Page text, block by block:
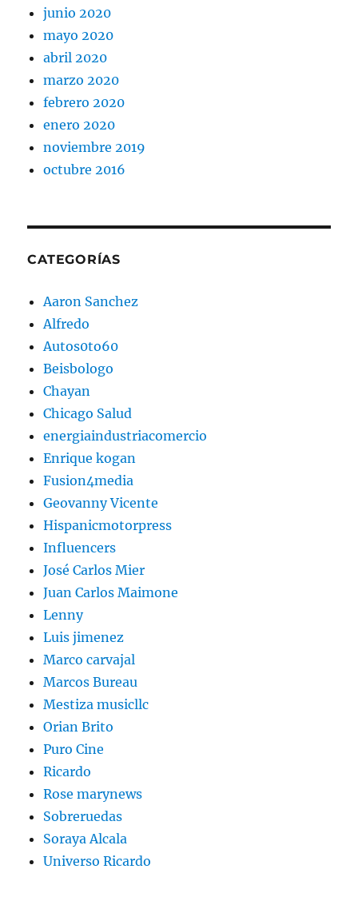
junio 2020
mayo 2020
abril 2020
marzo 2020
febrero 2020
enero 2020
noviembre 2019
octubre 2016
CATEGORÍAS
Aaron Sanchez
Alfredo
Autos0to60
Beisbologo
Chayan
Chicago Salud
energiaindustriacomercio
Enrique kogan
Fusion4media
Geovanny Vicente
Hispanicmotorpress
Influencers
José Carlos Mier
Juan Carlos Maimone
Lenny
Luis jimenez
Marco carvajal
Marcos Bureau
Mestiza musicllc
Orian Brito
Puro Cine
Ricardo
Rose marynews
Sobreruedas
Soraya Alcala
Universo Ricardo